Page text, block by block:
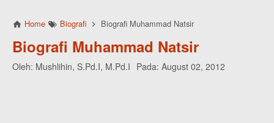
Home Biografi Biografi Muhammad Natsir
Biografi Muhammad Natsir
Oleh: Mushlihin, S.Pd.I, M.Pd.I Pada: August 02, 2012